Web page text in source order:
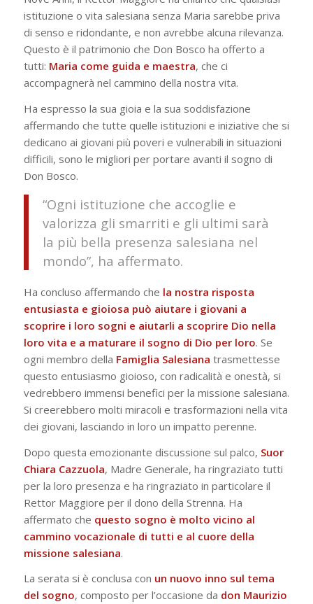
istituzione o vita salesiana senza Maria sarebbe priva
di senso e ridondante, e non avrebbe alcuna rilevanza.
Questo è il patrimonio che Don Bosco ha offerto a
tutti: Maria come guida e maestra, che ci
accompagnerà nel cammino della nostra vita.
Ha espresso la sua gioia e la sua soddisfazione
affermando che tutte quelle istituzioni e iniziative che si
dedicano ai giovani più poveri e vulnerabili in situazioni
difficili, sono le migliori per portare avanti il sogno di
Don Bosco.
“Ogni istituzione che accoglie e
valorizza gli smarriti e gli ultimi sarà
la più bella presenza salesiana nel
mondo”, ha affermato.
Ha concluso affermando che la nostra risposta
entusiasta e gioiosa può aiutare i giovani a
scoprire i loro sogni e aiutarli a scoprire Dio nella
loro vita e a maturare il sogno di Dio per loro. Se
ogni membro della Famiglia Salesiana trasmettesse
questo entusiasmo gioioso, con radicalità e onestà, si
vedrebbero immensi benefici per la missione salesiana.
Si creerebbero molti miracoli e trasformazioni nella vita
dei giovani, lasciando in loro un impatto perenne.
Dopo questa emozionante discussione sul palco, Suor
Chiara Cazzuola, Madre Generale, ha ringraziato tutti
per la loro presenza e ha ringraziato in particolare il
Rettor Maggiore per il dono della Strenna. Ha
affermato che questo sogno è molto vicino al
cammino vocazionale di tutti e al cuore della
missione salesiana.
La serata si è conclusa con un nuovo inno sul tema
del sogno, composto per l’occasione da don Maurizio